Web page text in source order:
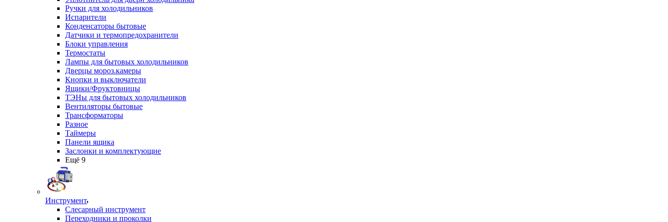
Ручки для холодильников
Испарители
Конденсаторы бытовые
Датчики и термопредохранители
Блоки управления
Термостаты
Лампы для бытовых холодильников
Дверцы мороз.камеры
Кнопки и выключатели
Ящики/Фруктовницы
ТЭНы для бытовых холодильников
Вентиляторы бытовые
Трансформаторы
Разное
Таймеры
Панели ящика
Заслонки и комплектующие
Ещё 9
Инструмент
Слесарный инструмент
Переходники и проколки